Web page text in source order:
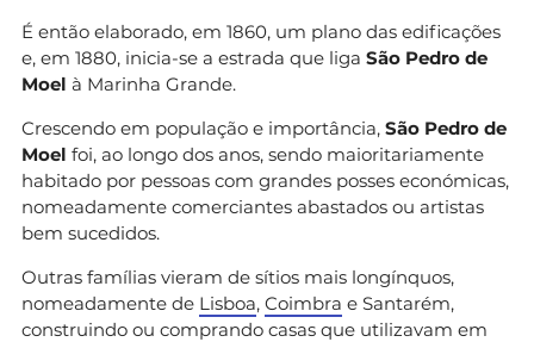
É então elaborado, em 1860, um plano das edificações
e, em 1880, inicia-se a estrada que liga São Pedro de
Moel à Marinha Grande.
Crescendo em população e importância, São Pedro de
Moel foi, ao longo dos anos, sendo maioritariamente
habitado por pessoas com grandes posses económicas,
nomeadamente comerciantes abastados ou artistas
bem sucedidos.
Outras famílias vieram de sítios mais longínquos,
nomeadamente de Lisboa, Coimbra e Santarém,
construindo ou comprando casas que utilizavam em